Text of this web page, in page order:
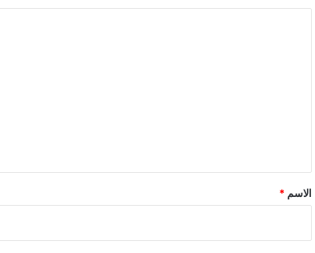
*
الاسم *